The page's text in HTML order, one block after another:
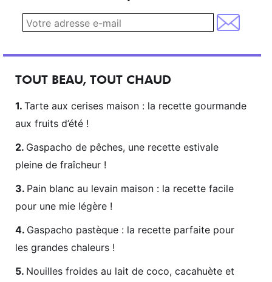
TOUT BEAU, TOUT CHAUD
Tarte aux cerises maison : la recette gourmande
aux fruits d’été !
Gaspacho de pêches, une recette estivale
pleine de fraîcheur !
Pain blanc au levain maison : la recette facile
pour une mie légère !
Gaspacho pastèque : la recette parfaite pour
les grandes chaleurs !
Nouilles froides au lait de coco, cacahuète et